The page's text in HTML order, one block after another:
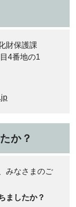
財保護課
4番地の1
か？
みなさまのご
ましたか？